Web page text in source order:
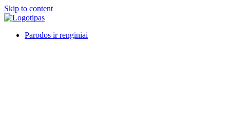
Skip to content
Parodos ir renginiai